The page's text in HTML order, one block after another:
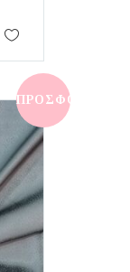
ΠΡΟΣΦΟΡΆ!